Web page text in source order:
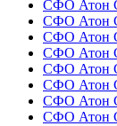
СФО Атон
СФО Атон
СФО Атон
СФО Атон
СФО Атон
СФО Атон
СФО Атон
СФО Атон